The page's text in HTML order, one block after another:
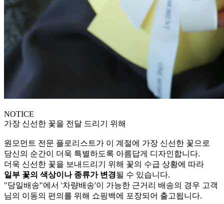
NOTICE
가장 신선한 꽃을 전달 드리기 위해
원모먼트 전문 플로리스트가 이 계절에 가장 신선한 꽃으로
당신의 순간이 더욱 특별하도록 아름답게 디자인합니다.
더욱 신선한 꽃을 보내드리기 위해 꽃의 수급 상황에 따라
일부 꽃의 색상이나 종류가 변경될 수 있습니다.
"당일배송"에서 '차량배송'이 가능한 근거리 배송의 경우 고객
님의 이동의 편의를 위해 쇼핑백에 포장되어 출고됩니다.